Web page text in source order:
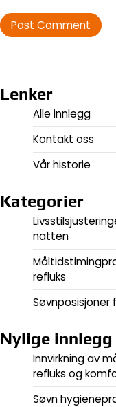
Lenker
Alle innlegg
Kontakt oss
Vår historie
Kategorier
natten
refluks
Søvnposisjoner
Nylige innlegg
Innvirkning av
refluks og
Søvn